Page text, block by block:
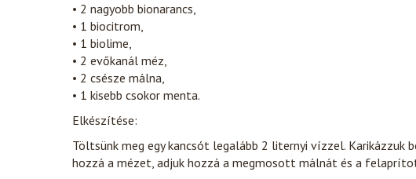
• 2 nagyobb bionarancs,
• 1 biocitrom,
• 1 biolime,
• 2 evőkanál méz,
• 2 csésze málna,
• 1 kisebb csokor menta.
Elkészítése:
Töltsünk meg egy kancsót legalább 2 liternyi vízzel.
hozzá a mézet, adjuk hozzá a megmosott málnát és a